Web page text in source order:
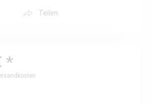
Teilen
*